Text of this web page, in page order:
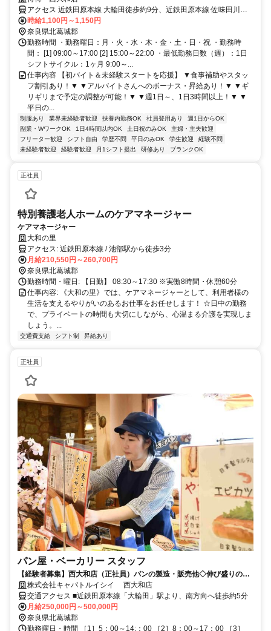
アクセス 近鉄田原本線 大輪田徒歩約9分、近鉄田原本線 佐味田川徒
歩約16分、近鉄田原本線 池部徒歩約26分 大輪田駅から徒歩約8分
時給1,100円～1,150円
奈良県北葛城郡
勤務時間 ・勤務曜日：月・火・水・木・金・土・日・祝 ・勤務時
間： [1] 09:00～17:00 [2] 15:00～22:00 ・最低勤務日数（週）：1日
シフトサイクル：1ヶ月 9:00～...
仕事内容 【初バイト＆未経験スタートを応援】 ▼食事補助やスタッ
フ割引あり！▼ ▼アルバイトさんへのボーナス・昇給あり！▼ ▼ギ
リギリまで予定の調整が可能！▼ ▼週1日～、1日3時間以上！▼ ▼
平日の...
制服あり 業界未経験者歓迎 扶養内勤務OK 社員登用あり
週1日からOK
副業・WワークOK
1日4時間以内OK 土日祝のみOK
主婦・主夫歓迎
フリーター歓迎
シフト自由 学歴不問 平日のみOK 学生歓迎
経験不問
未経験者歓迎
経験者歓迎 月1シフト提出 研修あり ブランクOK
正社員
特別養護老人ホームのケアマネージャー
ケアマネージャー
大和の里
アクセス: 近鉄田原本線 / 池部駅から徒歩3分
月給210,550円～260,700円
奈良県北葛城郡
勤務時間・曜日: 【日勤】 08:30～17:30 ※実働8時間・休憩60分
仕事内容: 《大和の里》では、ケアマネージャーとして、利用者様の
生活を支えるやりがいのあるお仕事をお任せします！ ☆日中の勤務
で、プライベートの時間も大切にしながら、心温まる介護を実現しま
しょう。...
交通費支給 シフト制 昇給あり
正社員
パン屋・ベーカリー スタッフ
【経験者募集】西大和店（正社員）パンの製造・販売他◇伸び盛りのベ
ーカリー業界で一緒に頑張りませんか！
株式会社キャパトルイシイ 西大和店
交通アクセス ■近鉄田原本線「大輪田」駅より、南方向へ徒歩約5分
月給250,000円～500,000円
奈良県北葛城郡
勤務曜日・時間 ［1］5：00～14:：00 ［2］8：00～17：00 ［3］